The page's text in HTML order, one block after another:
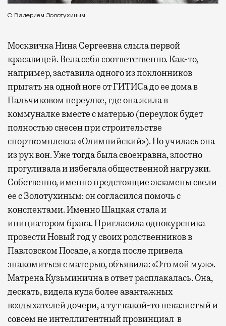
С Валерием Золотухиным
Москвичка Нина Сергеевна слыла первой
красавицей. Вела себя соответственно. Как-то,
например, заставила одного из поклонников
прыгать на одной ноге от ГИТИСа до ее дома в
Пальчиковом переулке, где она жила в
коммуналке вместе с матерью (переулок будет
полностью снесен при строительстве
спорткомплекса «Олимпийский»). Но училась она
из рук вон. Уже тогда была своенравна, злостно
прогуливала и избегала общественной нагрузки.
Собственно, именно предстоящие экзамены свели
ее с Золотухиным: он согласился помочь с
конспектами. Именно Шацкая стала и
инициатором брака. Пригласила однокурсника
провести Новый год у своих родственников в
Павловском Посаде, а когда после привела
знакомиться с матерью, объявила: «Это мой муж».
Матрена Кузьминична в ответ расплакалась. Она,
дескать, видела куда более авантажных
воздыхателей дочери, а тут какой-то неказистый и
совсем не интеллигентный провинциал в